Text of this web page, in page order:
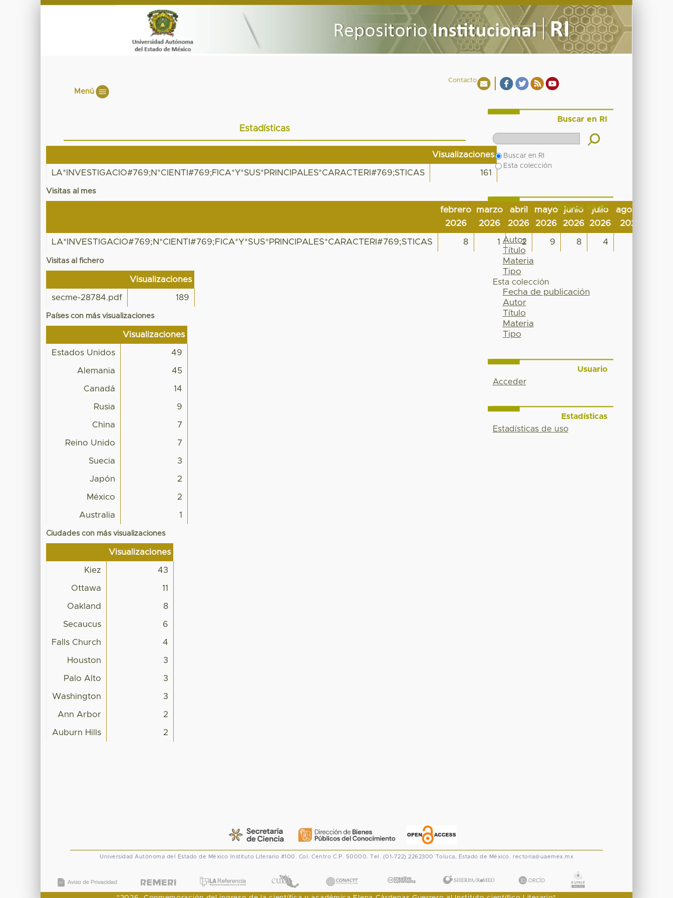
Contacto
Menú
Estadísticas
Visualizaciones
LA*INVESTIGACIO#769;N*CIENTI#769;FICA*Y*SUS*PRINCIPALES*CARACTERI#769;STICAS 161
Visitas al mes
febrero
2026
marzo
2026
abril
2026
mayo
2026
junio
2026
julio
2026
agosto
2026
LA*INVESTIGACIO#769;N*CIENTI#769;FICA*Y*SUS*PRINCIPALES*CARACTERI#769;STICAS 8 1 2 9 8 4
Visitas al fichero
Visualizaciones
secme-28784.pdf 189
Países con más visualizaciones
Visualizaciones
Estados Unidos 49
Alemania 45
Canadá 14
Rusia 9
China 7
Reino Unido 7
Suecia 3
Japón 2
México 2
Australia 1
Ciudades con más visualizaciones
Visualizaciones
Kiez 43
Ottawa 11
Oakland 8
Secaucus 6
Falls Church 4
Houston 3
Palo Alto 3
Washington 3
Ann Arbor 2
Auburn Hills 2
Buscar en RI
Buscar en RI
Esta colección
Buscar en RI
Por
Autor
Título
Materia
Tipo
Esta colección
Fecha de publicación
Autor
Título
Materia
Tipo
Usuario
Acceder
Estadísticas
Estadísticas de uso
Universidad Autónoma del Estado de México Instituto Literario #100. Col. Centro C.P. 50000. Tel. (01-722) 2262300 Toluca, Estado de México. rectoria@uaemex.mx